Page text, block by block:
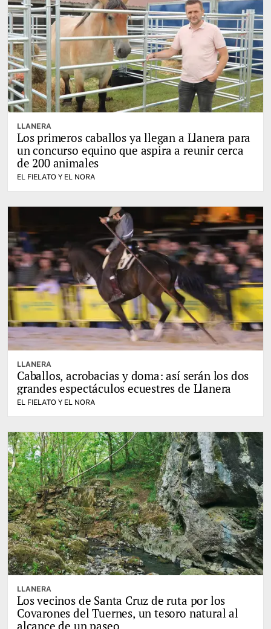
LLANERA
Los primeros caballos ya llegan a Llanera para
un concurso equino que aspira a reunir cerca
de 200 animales
EL FIELATO Y EL NORA
LLANERA
Caballos, acrobacias y doma: así serán los dos
grandes espectáculos ecuestres de Llanera
EL FIELATO Y EL NORA
LLANERA
Los vecinos de Santa Cruz de ruta por los
Covarones del Tuernes, un tesoro natural al
alcance de un paseo